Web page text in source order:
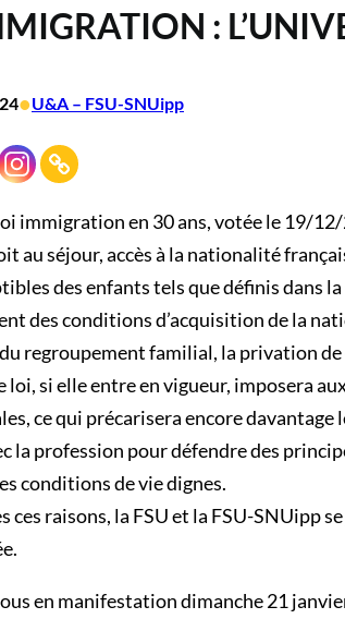
:
•U&A – FSU-SNUipp
immigration en 30 ans, votée le 19/
au séjour, accès à la nationalité
des enfants tels que définis dans
des conditions d’acquisition de la
regroupement familial, la privation de
loi, si elle entre en vigueur, imposera
ce qui précarisera encore
la profession pour défendre des
conditions de vie dignes.
ces raisons, la FSU et la FSU-SNUipp
en manifestation dimanche 21